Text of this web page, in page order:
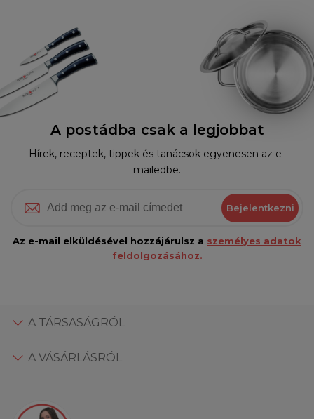
A postádba csak a legjobbat
Hírek, receptek, tippek és tanácsok egyenesen az e-
mailedbe.
Bejelentkezni
Az e-mail elküldésével hozzájárulsz a személyes adatok
feldolgozásához.
A TÁRSASÁGRÓL
A VÁSÁRLÁSRÓL